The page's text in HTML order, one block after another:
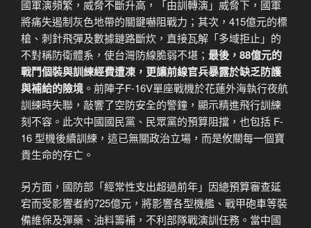
國軍演頻繁，威脅不斷升高，「由訓轉演」威脅下，國軍
將痛失遏制灰色地帶的關鍵嚇阻戰力；其次，415億元的標
槍、刺針飛彈及數據鏈路斷炊，直接瓦解「多域拒止」的
不對稱防衛體系，使台灣防線脆弱不堪； 最後，88億元的
戰鬥個裝與訓練經費遭凍，更讓前線官兵暴露於缺乏防護
與補給的險境 。前陣子F-16V單座戰機於花蓮外海執行夜航
訓練時失聯，敲響了空防安全的警鐘，顯示精進飛行訓練
刻不容。此次中國國民黨、民眾黨的預算阻擋，也包括 F-
16 型機後續訓練，這已無關政治立場，而是攸關每一個寶
貴生命的存亡。
另方面，國防部「經常性支出超過前年」因總預算審查延
宕而受影響者約725億元，將影響各型機艦、戰甲砲車等裝
備維保及彈藥、油料籌補，不利部隊戰演訓任務。當中國